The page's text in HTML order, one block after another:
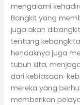
mengalami
Bangkit yang
juga akan
tentang
hendaknya juga
tubuh kita,
dari kebiasaan-
mereka yang
memberikan